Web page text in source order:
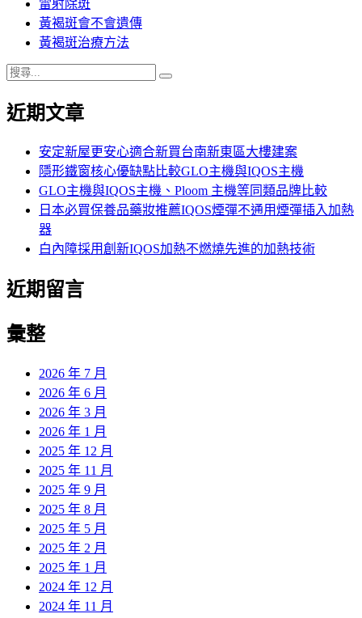
雷射除斑
黃褐斑會不會遺傳
黃褐斑治療方法
搜
關
近期文章
安定新屋更安心適合新買台南新東區大樓建案
隱形鐵窗核心優缺點比較GLO主機與IQOS主機
GLO主機與IQOS主機、Ploom 主機等同類品牌比較
日本必買保養品藥妝推薦IQOS煙彈不通用煙彈插入加熱
器
白內障採用創新IQOS加熱不燃燒先進的加熱技術
近期留言
彙整
2026 年 7 月
2026 年 6 月
2026 年 3 月
2026 年 1 月
2025 年 12 月
2025 年 11 月
2025 年 9 月
2025 年 8 月
2025 年 5 月
2025 年 2 月
2025 年 1 月
2024 年 12 月
2024 年 11 月